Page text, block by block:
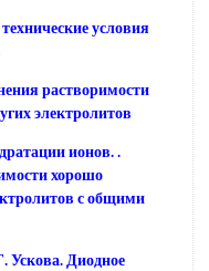
условия
растворимости
электролитов
ионов. .
хорошо
с общими
Ускова. Диодное